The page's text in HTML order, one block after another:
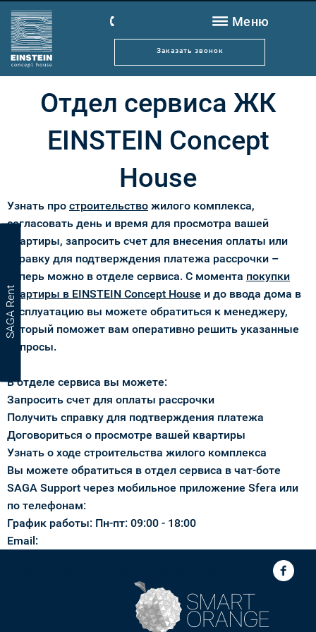
Архитектура
Квартиры
Преимущества
Client Tech
Control
Отдел сервиса
Контакты
Заказать звонок
Меню
SAGA Rent
Отдел сервиса ЖК
EINSTEIN Concept
House
Узнать про строительство жилого комплекса,
согласовать день и время для просмотра вашей
квартиры, запросить счет для внесения оплаты или
справку для подтверждения платежа рассрочки –
теперь можно в отделе сервиса. С момента покупки
квартиры в EINSTEIN Concept House и до ввода дома в
эксплуатацию вы можете обратиться к менеджеру,
который поможет вам оперативно решить указанные
вопросы.
В отделе сервиса вы можете:
Запросить счет для оплаты рассрочки
Получить справку для подтверждения платежа
Договориться о просмотре вашей квартиры
Узнать о ходе строительства жилого комплекса
Вы можете обратиться в отдел сервиса в чат-боте
SAGA Support через мобильное приложение Sfera или
по телефонам:
График работы: Пн-пт: 09:00 - 18:00
Email: